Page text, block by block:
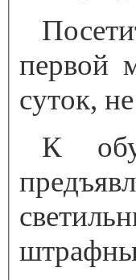
первой
суток,
К